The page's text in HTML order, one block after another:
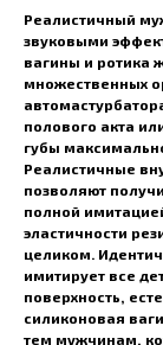
Реалистичный
звуковыми
вагины и ротика
множественных
полового акта
губы
Реалистичные
позволяют
полной
эластичности
целиком.
имитирует все
поверхность,
силиконовая
тем мужчинам,